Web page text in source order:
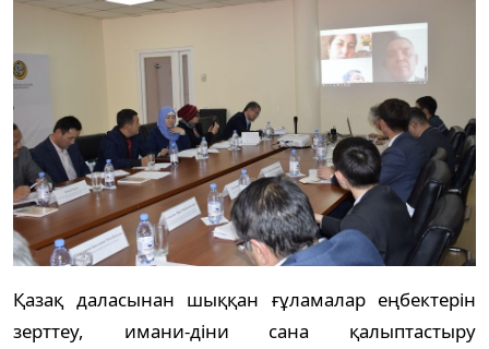
Қазақ даласынан шыққан ғұламалар еңбектерін
зерттеу, имани-діни сана қалыптастыру